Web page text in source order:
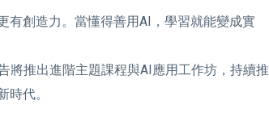
有創造力。當懂得善用AI，學習就能變成實
將推出進階主題課程與AI應用工作坊，持續推
代。